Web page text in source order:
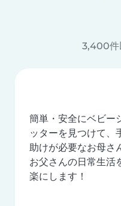
3,400件
簡単・安全にベビー
ッターを見つけて、
助けが必要なお母さ
お父さんの日常生活
楽にします！